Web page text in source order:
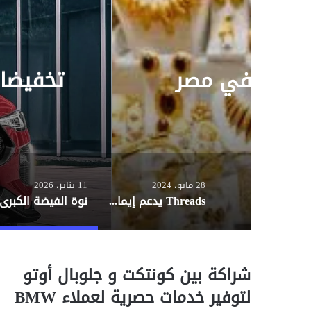
ت
ر
ا
ل
ب
ر
د
وهافال في
28 مايو، 2024
Threads يدعم إيماءات الظهر التنبؤية على نظام Android.. اعرف التفاصيل
11 يناير، 2026
ش
ر
ا
شراكة بين كونتكت و جلوبال أوتو
لتوفير خدمات حصرية لعملاء BMW